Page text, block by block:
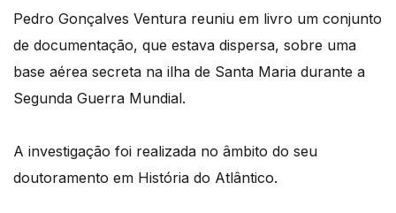
Pedro Gonçalves Ventura reuniu em livro um conjunto
de documentação, que estava dispersa, sobre uma
base aérea secreta na ilha de Santa Maria durante a
Segunda Guerra Mundial.
A investigação foi realizada no âmbito do seu
doutoramento em História do Atlântico.